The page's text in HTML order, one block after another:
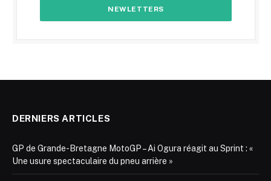
DERNIERS ARTICLES
GP de Grande-Bretagne MotoGP – Ai Ogura réagit au Sprint : «
Une usure spectaculaire du pneu arrière »